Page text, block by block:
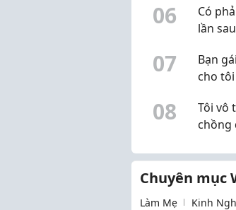
CUNG
06
Có
lần
07
Bạn
cho
08
Tôi vô
chồng
Chuyên mục
Làm Mẹ Kinh